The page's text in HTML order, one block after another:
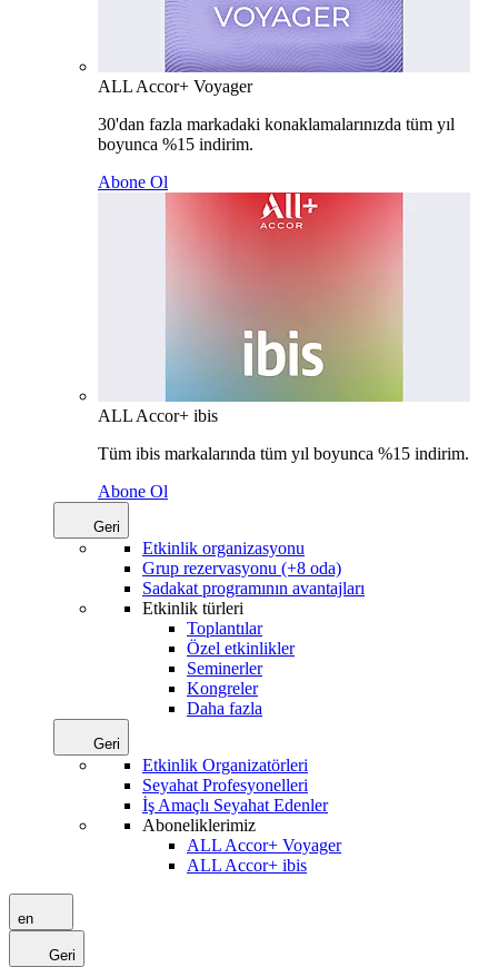
ALL Accor+ Voyager
30'dan fazla markadaki konaklamalarınızda tüm yıl
boyunca %15 indirim.
Abone Ol
ALL Accor+ ibis
Tüm ibis markalarında tüm yıl boyunca %15 indirim.
Abone Ol
Geri
Etkinlik organizasyonu
Grup rezervasyonu (+8 oda)
Sadakat programının avantajları
Etkinlik türleri
Toplantılar
Özel etkinlikler
Seminerler
Kongreler
Daha fazla
Geri
Etkinlik Organizatörleri
Seyahat Profesyonelleri
İş Amaçlı Seyahat Edenler
Aboneliklerimiz
ALL Accor+ Voyager
ALL Accor+ ibis
en
Geri